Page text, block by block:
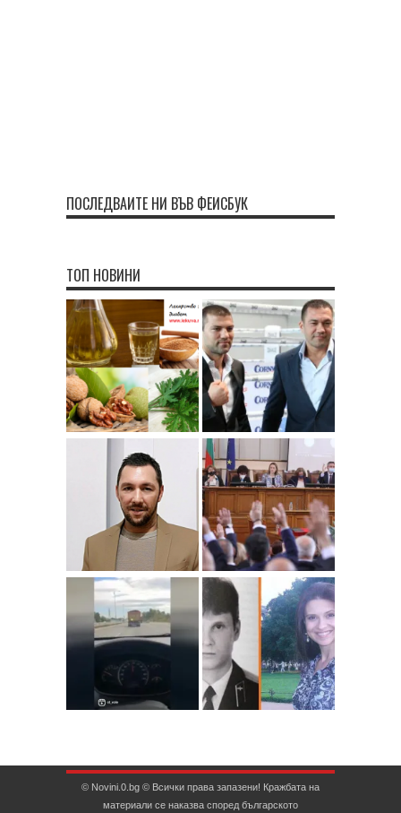
ПОСЛЕДВАЙТЕ НИ ВЪВ ФЕЙСБУК
ТОП НОВИНИ
© Novini.0.bg © Всички права запазени! Кражбата на
материали се наказва според българското